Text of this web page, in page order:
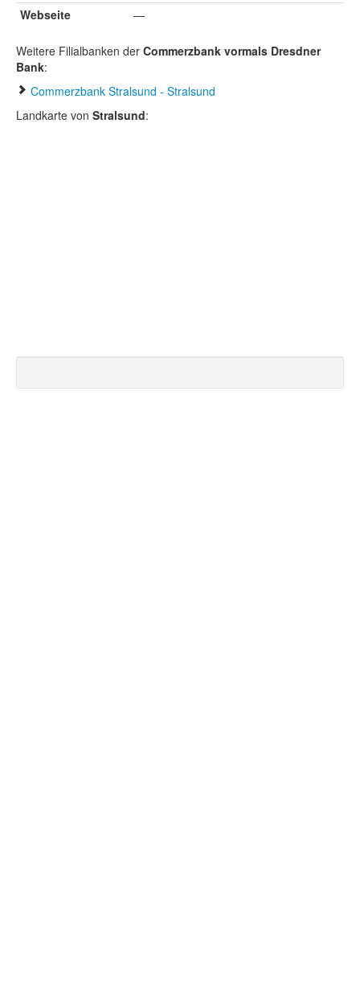
Webseite —
Weitere Filialbanken der Commerzbank vormals Dresdner
Bank:
Commerzbank Stralsund - Stralsund
Landkarte von Stralsund: